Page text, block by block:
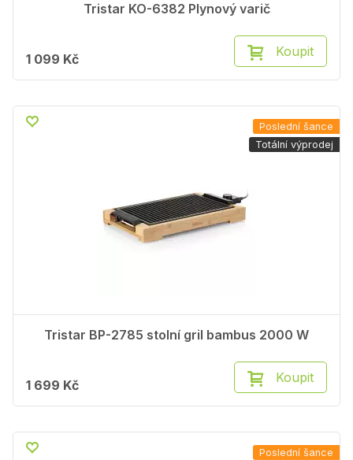
Tristar KO-6382 Plynový varič
1 099 Kč Koupit
Tristar BP-2785 stolní gril bambus 2000 W
1 699 Kč Koupit
Poslední šance
Totální výprodej
Poslední šance